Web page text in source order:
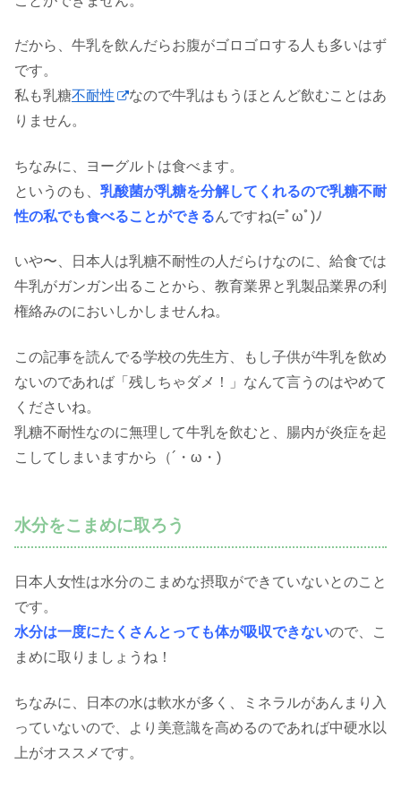
だから、牛乳を飲んだらお腹がゴロゴロする人も多いはず
です。
私も乳糖不耐性
なので牛乳はもうほとんど飲むことはあ
りません。
ちなみに、ヨーグルトは食べます。
というのも、 乳酸菌が乳糖を分解してくれるので乳糖不耐
性の私でも食べることができるんですね(=ﾟωﾟ)ﾉ
いや〜、日本人は乳糖不耐性の人だらけなのに、給食では
牛乳がガンガン出ることから、教育業界と乳製品業界の利
権絡みのにおいしかしませんね。
この記事を読んでる学校の先生方、もし子供が牛乳を飲め
ないのであれば「残しちゃダメ！」なんて言うのはやめて
くださいね。
乳糖不耐性なのに無理して牛乳を飲むと、腸内が炎症を起
こしてしまいますから（´・ω・)
水分をこまめに取ろう
日本人女性は水分のこまめな摂取ができていないとのこと
です。
水分は一度にたくさんとっても体が吸収できないので、こ
まめに取りましょうね！
ちなみに、日本の水は軟水が多く、ミネラルがあんまり入
っていないので、より美意識を高めるのであれば中硬水以
上がオススメです。